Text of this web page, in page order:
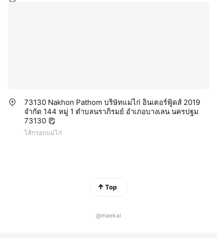
73130 Nakhon Pathom บริษัทแม่ไก่ อินเตอร์ฟู้ดส์ 2019
จำกัด 144 หมู่ 1 ตำบลนราภิรมย์ อำเภอบางเลน นครปฐม
73130
ไส้กรอกแม่ไก่
Top
@maekai